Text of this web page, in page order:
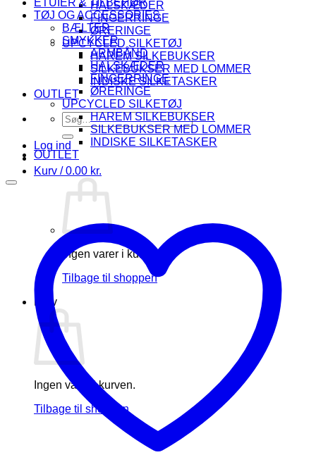
HALSKÆDER
FINGERRINGE
ØRERINGE
UPCYCLED SILKETØJ
HAREM SILKEBUKSER
SILKEBUKSER MED LOMMER
INDISKE SILKETASKER
OUTLET
Søg
efter:
Log ind
Kurv /0.00 kr.
Ingen varer i kurven.
Tilbage til shoppen
Kurv
Ingen varer i kurven.
Tilbage til shoppen
TØJ OG ACCESSORIES
BÆLTER
SMYKKER
ARMBÅND
HALSKÆDER
FINGERRINGE
ØRERINGE
UPCYCLED SILKETØJ
HAREM SILKEBUKSER
SILKEBUKSER MED LOMMER
INDISKE SILKETASKER
OUTLET